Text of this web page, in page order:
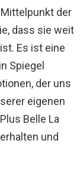
der
dass sie weit
Es ist eine
Spiegel
der uns
eigenen
Belle La
und